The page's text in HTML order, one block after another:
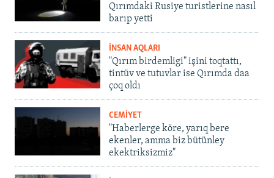
Qırımdaki Rusiye turistlerine nasıl
barıp yetti
İNSAN AQLARI
"Qırım birdemligi" işini toqtattı,
tintüv ve tutuvlar ise Qırımda daa
çoq oldı
CEMİYET
"Haberlerge köre, yarıq bere
ekenler, amma biz bütünley
ekektriksizmiz"